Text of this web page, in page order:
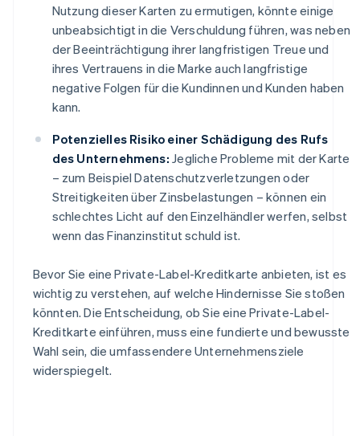
Nutzung dieser Karten zu ermutigen, könnte einige
unbeabsichtigt in die Verschuldung führen, was neben
der Beeinträchtigung ihrer langfristigen Treue und
ihres Vertrauens in die Marke auch langfristige
negative Folgen für die Kundinnen und Kunden haben
kann.
Potenzielles Risiko einer Schädigung des Rufs
des Unternehmens: Jegliche Probleme mit der Karte
– zum Beispiel Datenschutzverletzungen oder
Streitigkeiten über Zinsbelastungen – können ein
schlechtes Licht auf den Einzelhändler werfen, selbst
wenn das Finanzinstitut schuld ist.
Bevor Sie eine Private-Label-Kreditkarte anbieten, ist es
wichtig zu verstehen, auf welche Hindernisse Sie stoßen
könnten. Die Entscheidung, ob Sie eine Private-Label-
Kreditkarte einführen, muss eine fundierte und bewusste
Wahl sein, die umfassendere Unternehmensziele
widerspiegelt.